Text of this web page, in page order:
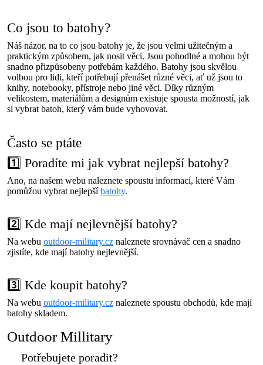
Co jsou to batohy?
Náš názor, na to co jsou batohy je, že jsou velmi užitečným a
praktickým způsobem, jak nosit věci. Jsou pohodlné a mohou být
snadno přizpůsobeny potřebám každého. Batohy jsou skvělou
volbou pro lidi, kteří potřebují přenášet různé věci, ať už jsou to
knihy, notebooky, přístroje nebo jiné věci. Díky různým
velikostem, materiálům a designům existuje spousta možností, jak
si vybrat batoh, který vám bude vyhovovat.
Často se ptáte
1️⃣ Poradíte mi jak vybrat nejlepší batohy?
Ano, na našem webu naleznete spoustu informací, které Vám
pomůžou vybrat nejlepšíbatohy.
2️⃣ Kde mají nejlevnější batohy?
Na webu outdoor-military.cz naleznete srovnávač cen a snadno
zjistíte, kde mají batohy nejlevnější.
3️⃣ Kde koupit batohy?
Na webu outdoor-military.cz naleznete spoustu obchodů, kde mají
batohy skladem.
Outdoor Millitary
Potřebujete poradit?